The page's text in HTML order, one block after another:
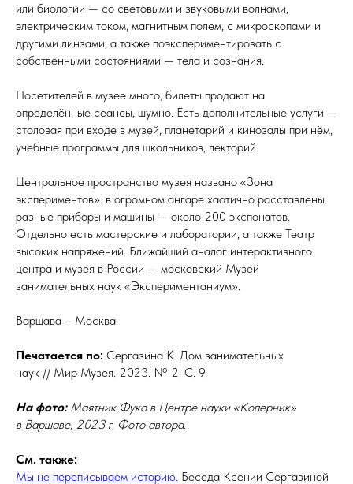
или биологии — со световыми и звуковыми волнами,
электрическим током, магнитным полем, с микроскопами и
другими линзами, а также поэкспериментировать с
собственными состояниями — тела и сознания.
Посетителей в музее много, билеты продают на
определённые сеансы, шумно. Есть дополнительные услуги —
столовая при входе в музей, планетарий и кинозалы при нём,
учебные программы для школьников, лекторий.
Центральное пространство музея названо «Зона
экспериментов»: в огромном ангаре хаотично расставлены
разные приборы и машины — около 200 экспонатов.
Отдельно есть мастерские и лаборатории, а также Театр
высоких напряжений. Ближайший аналог интерактивного
центра и музея в России — московский Музей
занимательных наук «Экспериментаниум».
Варшава – Москва.
Печатается по: Сергазина К. Дом занимательных
наук // Мир Музея. 2023. № 2. С. 9.
На фото: Маятник Фуко в Центре науки «Коперник»
в Варшаве, 2023 г. Фото автора.
См. также:
Мы не переписываем историю. Беседа Ксении Сергазиной